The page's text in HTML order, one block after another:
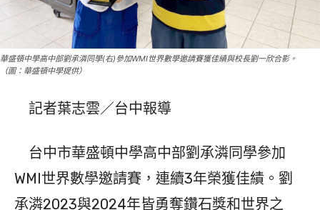
華盛頓中學高中部劉承潾同學(右)參加WMI世界數學邀請賽獲佳績與校長劉一欣合影。
（圖：華盛頓中學提供）
記者葉志雲／台中報導
台中市華盛頓中學高中部劉承潾同學參加
WMI世界數學邀請賽，連續3年榮獲佳績。劉
承潾2023與2024年皆勇奪鑽石獎和世界之